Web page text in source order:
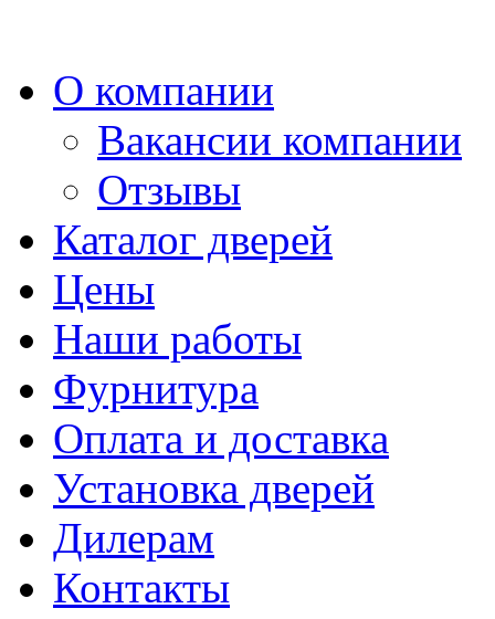
О компании
Вакансии компании
Отзывы
Каталог дверей
Цены
Наши работы
Фурнитура
Оплата и доставка
Установка дверей
Дилерам
Контакты